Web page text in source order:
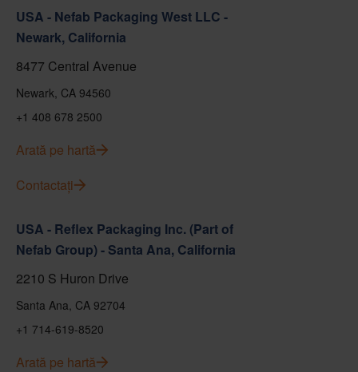
USA - Nefab Packaging West LLC -
Newark, California
8477 Central Avenue
Newark, CA 94560
+1 408 678 2500
Arată pe hartă
Contactați
USA - Reflex Packaging Inc. (Part of
Nefab Group) - Santa Ana, California
2210 S Huron Drive
Santa Ana, CA 92704
+1 714-619-8520
Arată pe hartă